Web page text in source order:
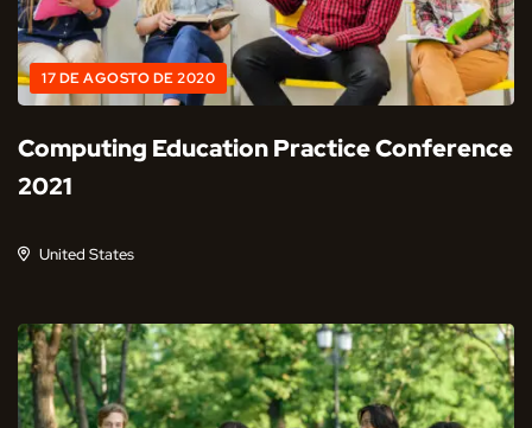
17 DE AGOSTO DE 2020
Computing Education Practice Conference
2021
United States